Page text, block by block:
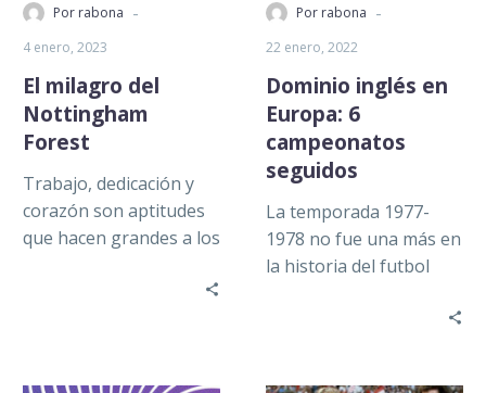
Por rabona -
4 enero, 2023
El milagro del
Nottingham
Forest
Trabajo, dedicación y
corazón son aptitudes
que hacen grandes a los
Por rabona -
22 enero, 2022
Dominio inglés en
Europa: 6
campeonatos
seguidos
La temporada 1977-
1978 no fue una más en
la historia del futbol